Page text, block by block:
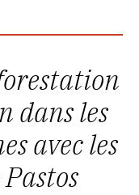
dans les
avec les